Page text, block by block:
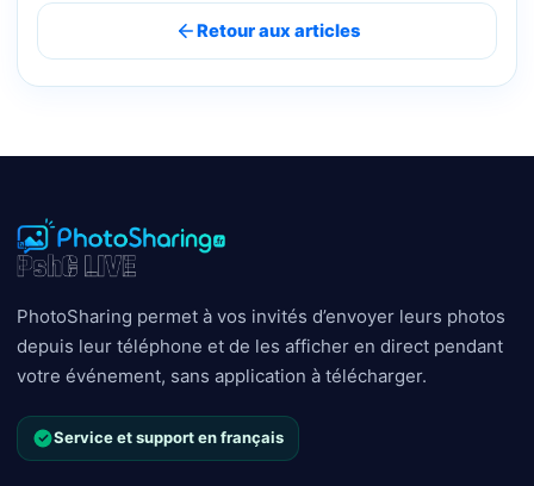
Retour aux articles
PhotoSharing permet à vos invités d’envoyer leurs photos
depuis leur téléphone et de les afficher en direct pendant
votre événement, sans application à télécharger.
Service et support en français